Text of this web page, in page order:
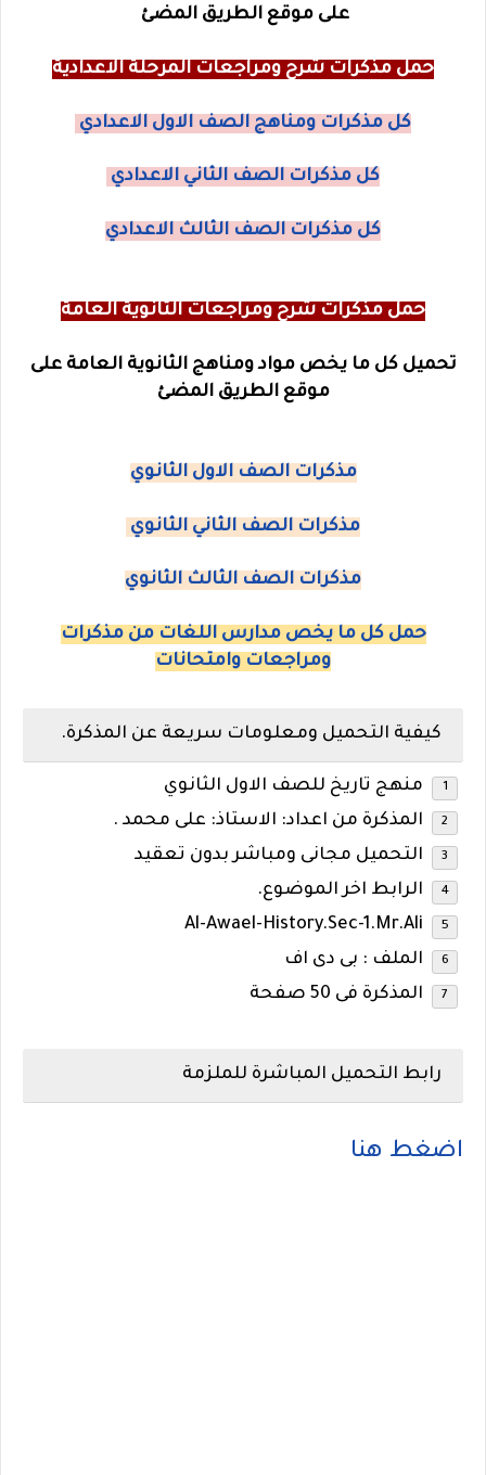
على موقع الطريق المضئ
حمل مذكرات شرح ومراجعات المرحلة الاعدادية
كل مذكرات ومناهج الصف الاول الاعدادي
كل مذكرات الصف الثاني الاعدادي
كل مذكرات الصف الثالث الاعدادي
حمل مذكرات شرح ومراجعات الثانوية العامة
تحميل كل ما يخص مواد ومناهج الثانوية العامة على
موقع الطريق المضئ
مذكرات الصف الاول الثانوي
مذكرات الصف الثاني الثانوي
مذكرات الصف الثالث الثانوي
حمل كل ما يخص مدارس اللغات من مذكرات
ومراجعات وامتحانات
كيفية التحميل ومعلومات سريعة عن المذكرة.
منهج تاريخ للصف الاول الثانوي
المذكرة من اعداد: الاستاذ: على محمد .
التحميل مجانى ومباشر بدون تعقيد
الرابط اخر الموضوع.
Al-Awael-History.Sec-1.Mr.Ali
الملف : بى دى اف
المذكرة فى 50 صفحة
رابط التحميل المباشرة للملزمة
اضغط هنا